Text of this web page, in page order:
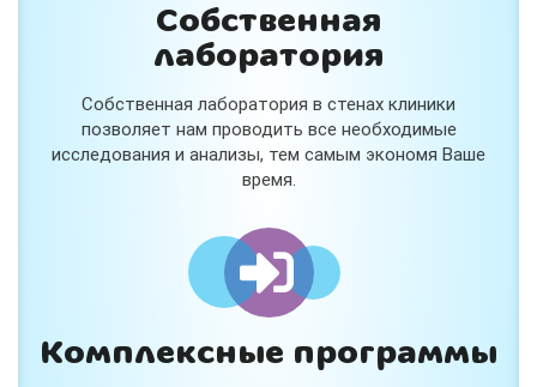
Собственная
лаборатория
Собственная лаборатория в стенах клиники
позволяет нам проводить все необходимые
исследования и анализы, тем самым экономя Ваше
время.
Комплексные программы
Нет, спасибо
Я согласен на обработкуперсональных данных
Работает наСтримвуд